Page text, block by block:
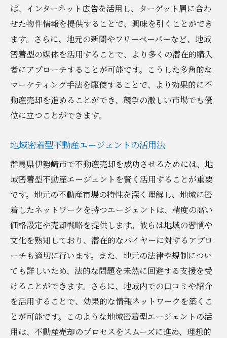
ば、インターネット広告を活用し、ターゲット層に合わ
せた物件情報を提供することで、興味を引くことができ
ます。さらに、地元の新聞やフリーペーパーなど、地域
密着型の媒体を活用することで、より多くの潜在的購入
者にアプローチすることが可能です。こうした多角的な
マーケティング手法を駆使することで、より効果的に不
動産売却を進めることができ、競争の激しい市場でも優
位に立つことができます。
地域密着型不動産エージェントの活用法
群馬県伊勢崎市で不動産売却を成功させるためには、地
域密着型不動産エージェントを賢く活用することが重要
です。地元の不動産市場の特性を深く理解し、地域に密
着したネットワークを持つエージェントは、精度の高い
価格設定や売却戦略を提供します。彼らは地域の習慣や
文化を熟知しており、潜在的なバイヤーに対するアプロ
ーチも適切に行います。また、地元の法律や規制につい
ても詳しいため、法的な問題を未然に回避する支援を受
けることができます。さらに、地域内での口コミや紹介
を活用することで、効果的な情報ネットワークを築くこ
とが可能です。このような地域密着型エージェントの活
用は、不動産売却のプロセスをスムーズに進め、理想的